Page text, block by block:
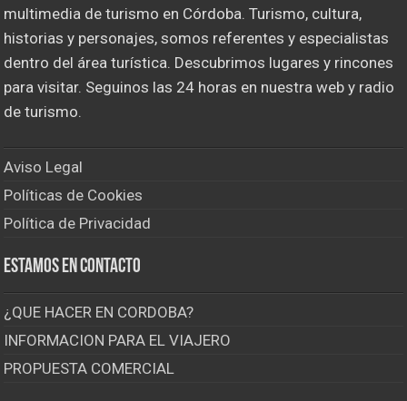
multimedia de turismo en Córdoba. Turismo, cultura,
historias y personajes, somos referentes y especialistas
dentro del área turística. Descubrimos lugares y rincones
para visitar. Seguinos las 24 horas en nuestra web y radio
de turismo.
Aviso Legal
Políticas de Cookies
Política de Privacidad
Estamos en contacto
¿QUE HACER EN CORDOBA?
INFORMACION PARA EL VIAJERO
PROPUESTA COMERCIAL